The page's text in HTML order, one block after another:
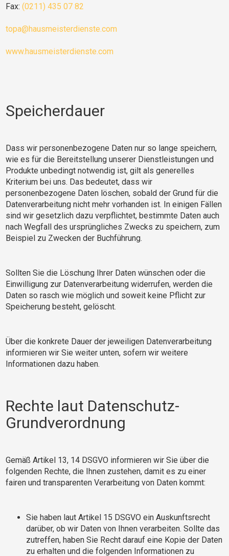
Fax:(0211) 435 07 82
topa@hausmeisterdienste.com
www.hausmeisterdienste.com
Speicherdauer
Dass wir personenbezogene Daten nur so lange speichern,
wie es für die Bereitstellung unserer Dienstleistungen und
Produkte unbedingt notwendig ist, gilt als generelles
Kriterium bei uns. Das bedeutet, dass wir
personenbezogene Daten löschen, sobald der Grund für die
Datenverarbeitung nicht mehr vorhanden ist. In einigen Fällen
sind wir gesetzlich dazu verpflichtet, bestimmte Daten auch
nach Wegfall des ursprüngliches Zwecks zu speichern, zum
Beispiel zu Zwecken der Buchführung.
Sollten Sie die Löschung Ihrer Daten wünschen oder die
Einwilligung zur Datenverarbeitung widerrufen, werden die
Daten so rasch wie möglich und soweit keine Pflicht zur
Speicherung besteht, gelöscht.
Über die konkrete Dauer der jeweiligen Datenverarbeitung
informieren wir Sie weiter unten, sofern wir weitere
Informationen dazu haben.
Rechte laut Datenschutz-
Grundverordnung
Gemäß Artikel 13, 14 DSGVO informieren wir Sie über die
folgenden Rechte, die Ihnen zustehen, damit es zu einer
fairen und transparenten Verarbeitung von Daten kommt:
Sie haben laut Artikel 15 DSGVO ein Auskunftsrecht
darüber, ob wir Daten von Ihnen verarbeiten. Sollte das
zutreffen, haben Sie Recht darauf eine Kopie der Daten
zu erhalten und die folgenden Informationen zu